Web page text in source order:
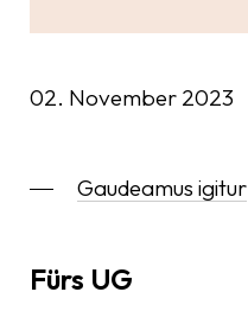
02. November 2023
Gaudeamus igitur
Fürs UG